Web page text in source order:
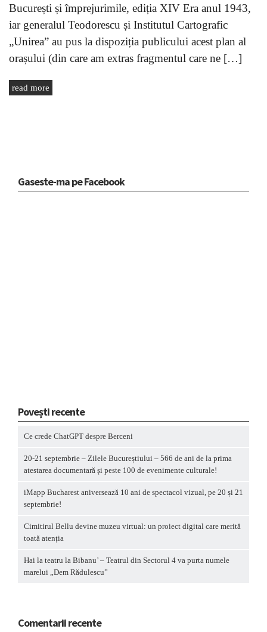
București și împrejurimile, ediția XIV Era anul 1943,
iar generalul Teodorescu și Institutul Cartografic
„Unirea” au pus la dispoziția publicului acest plan al
orașului (din care am extras fragmentul care ne […]
read more
Gaseste-ma pe Facebook
Povești recente
Ce crede ChatGPT despre Berceni
20-21 septembrie – Zilele Bucureștiului – 566 de ani de la prima
atestarea documentară și peste 100 de evenimente culturale!
iMapp Bucharest aniversează 10 ani de spectacol vizual, pe 20 și 21
septembrie!
Cimitirul Bellu devine muzeu virtual: un proiect digital care merită
toată atenția
Hai la teatru la Bibanu’ – Teatrul din Sectorul 4 va purta numele
marelui „Dem Rădulescu”
Comentarii recente